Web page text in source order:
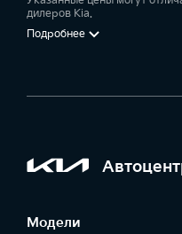
дилеров Kia.
Подробнее
Модели